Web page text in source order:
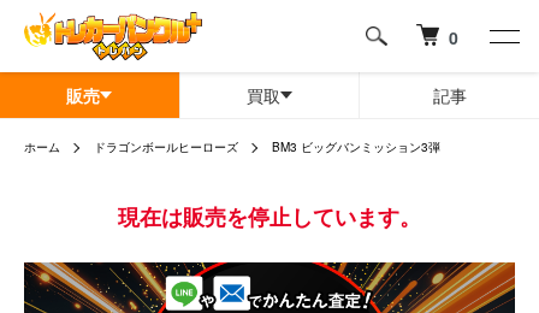
0
販売 買取 記事
ホーム ドラゴンボールヒーローズ BM3 ビッグバンミッション3弾
現在は販売を停止しています。